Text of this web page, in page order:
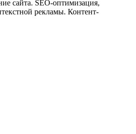
сайта. SEO-оптимизация,
рекламы. Контент-